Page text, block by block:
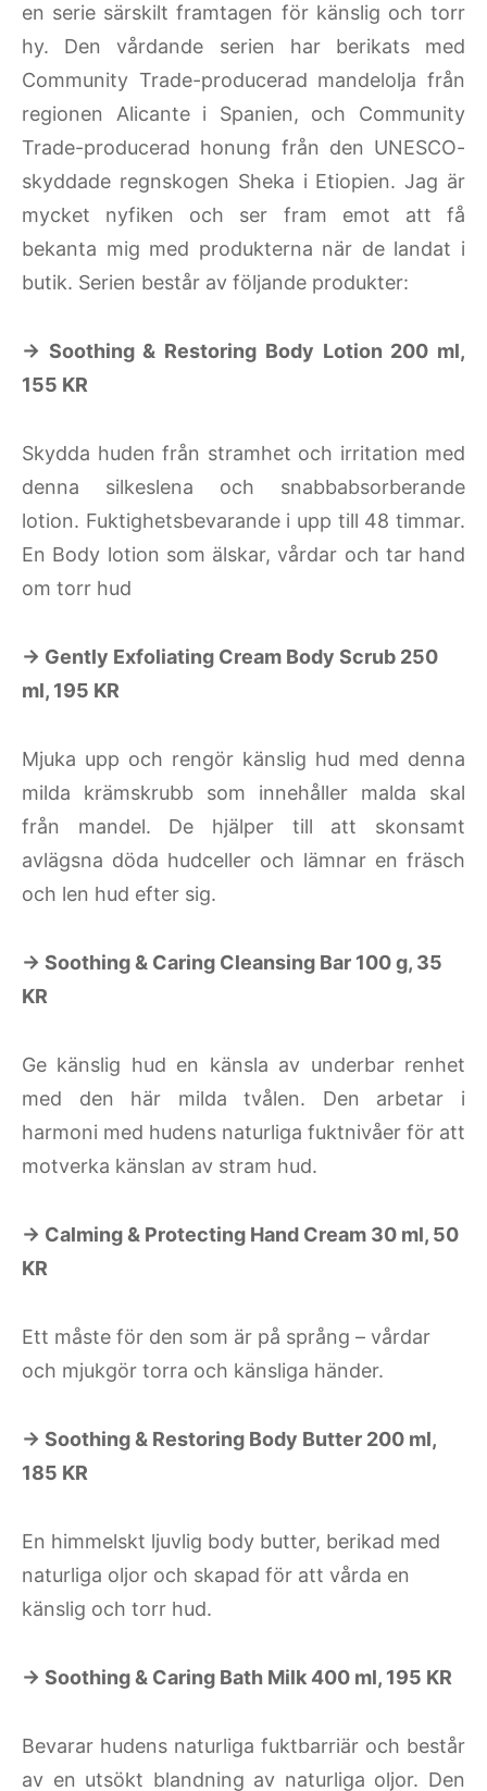
en serie särskilt framtagen för känslig och torr
hy. Den vårdande serien har berikats med
Community Trade-producerad mandelolja från
regionen Alicante i Spanien, och Community
Trade-producerad honung från den UNESCO-
skyddade regnskogen Sheka i Etiopien. Jag är
mycket nyfiken och ser fram emot att få
bekanta mig med produkterna när de landat i
butik. Serien består av följande produkter:
→ Soothing & Restoring Body Lotion 200 ml,
155 KR
Skydda huden från stramhet och irritation med
denna silkeslena och snabbabsorberande
lotion. Fuktighetsbevarande i upp till 48 timmar.
En Body lotion som älskar, vårdar och tar hand
om torr hud
→ Gently Exfoliating Cream Body Scrub 250
ml, 195 KR
Mjuka upp och rengör känslig hud med denna
milda krämskrubb som innehåller malda skal
från mandel. De hjälper till att skonsamt
avlägsna döda hudceller och lämnar en fräsch
och len hud efter sig.
→ Soothing & Caring Cleansing Bar 100 g, 35
KR
Ge känslig hud en känsla av underbar renhet
med den här milda tvålen. Den arbetar i
harmoni med hudens naturliga fuktnivåer för att
motverka känslan av stram hud.
→ Calming & Protecting Hand Cream 30 ml, 50
KR
Ett måste för den som är på språng – vårdar
och mjukgör torra och känsliga händer.
→ Soothing & Restoring Body Butter 200 ml,
185 KR
En himmelskt ljuvlig body butter, berikad med
naturliga oljor och skapad för att vårda en
känslig och torr hud.
→ Soothing & Caring Bath Milk 400 ml, 195 KR
Bevarar hudens naturliga fuktbarriär och består
av en utsökt blandning av naturliga oljor. Den